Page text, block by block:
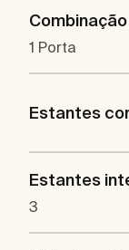
1 Porta
Estantes
Estantes
3